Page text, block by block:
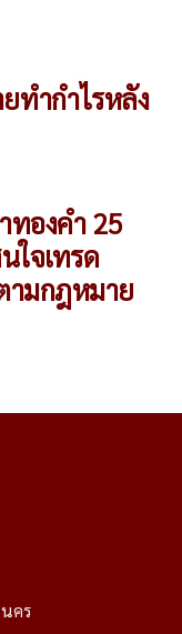
ทองคำ 25
ใจเทรด
ามกฎหมาย
ทำกำไรหลัง
คร